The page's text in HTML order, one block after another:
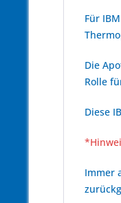
Für
Die
Rolle
Diese
Immer